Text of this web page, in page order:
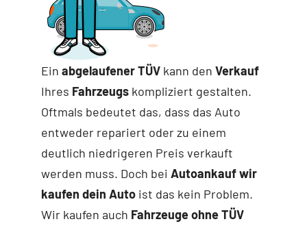
Ein abgelaufener TÜVkann den Verkauf
Ihres Fahrzeugskompliziert gestalten.
Oftmals bedeutet das, dass das Auto
entweder repariert oder zu einem
deutlich niedrigeren Preis verkauft
werden muss. Doch bei Autoankauf wir
kaufen dein Auto ist das kein Problem.
Wir kaufen auch Fahrzeuge ohne TÜV